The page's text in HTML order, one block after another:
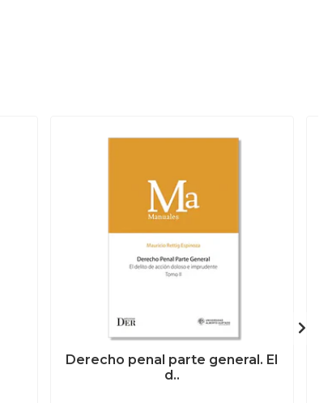
Derecho penal parte general. El
d..